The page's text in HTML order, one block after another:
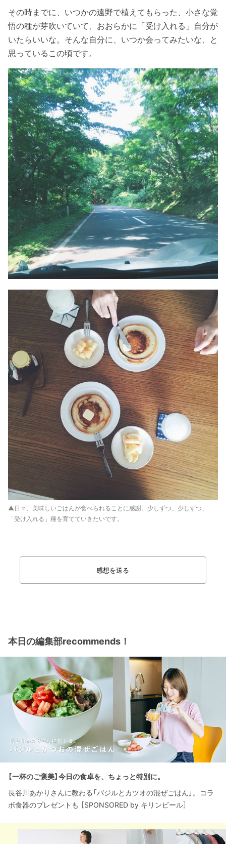
その時までに、いつかの遠野で植えてもらった、小さな覚
悟の種が芽吹いていて、おおらかに「受け入れる」自分が
いたらいいな。そんな自分に、いつか会ってみたいな、と
思っているこの頃です。
▲日々、美味しいごはんが食べられることに感謝。少しずつ、少しずつ、
「受け入れる」種を育てていきたいです。
感想を送る
本日の編集部recommends！
【一杯のご褒美】今日の食卓を、ちょっと特別に。
長谷川あかりさんに教わる「バジルとカツオの混ぜごはん」。コラ
ボ食器のプレゼントも ［SPONSORED by キリンビール］